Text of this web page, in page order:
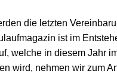
die letzten
ist im
welche in diesem Jahr
wird, nehmen wir zum